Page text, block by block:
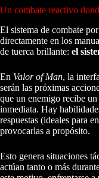
Un combate reactivo
El sistema de combate
directamente en los
de tuerca brillante: el
En Valor of Man, la
serán las próximas
que un enemigo recibe
inmediata. Hay
respuestas (ideales para
provocarlas a propósito.
Esto genera situaciones
actúan tanto o más